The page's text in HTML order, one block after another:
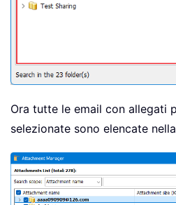
Ora tutte le email con allegati
selezionate sono elencate